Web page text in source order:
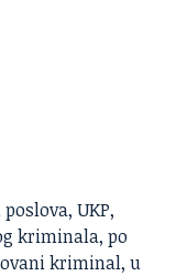
UKP,
kriminala, po
kriminal, u